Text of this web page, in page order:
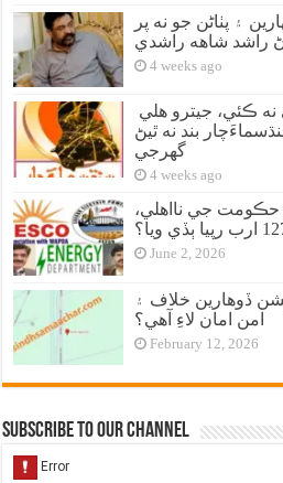
۽ پٺاڻن جو نه پر
راشد شاهه راشدي
4 weeks ago
بند نه ٿيڻ
گهرجي
4 weeks ago
جي نااهلي،
June 2, 2026
ڏوهارين خلاف ۽
امن امان لاءِ آهي؟
February 12, 2026
Subscribe to our Channel